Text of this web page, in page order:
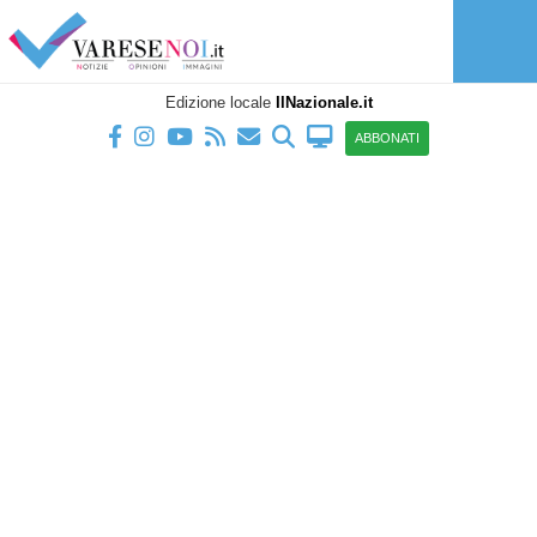
Edizione locale IlNazionale.it
ABBONATI